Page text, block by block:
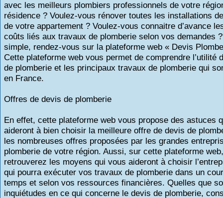
avec les meilleurs plombiers professionnels de votre
résidence ? Voulez-vous rénover toutes les installations
de votre appartement ? Voulez-vous connaitre d’avance
coûts liés aux travaux de plomberie selon vos demandes ?
simple, rendez-vous sur la plateforme web « Devis
Cette plateforme web vous permet de comprendre l’utilité
de plomberie et les principaux travaux de plomberie qui
en France.
Offres de devis de plomberie
En effet, cette plateforme web vous propose des astuces
aideront à bien choisir la meilleure offre de devis de
les nombreuses offres proposées par les grandes
plomberie de votre région. Aussi, sur cette plateforme
retrouverez les moyens qui vous aideront à choisir
qui pourra exécuter vos travaux de plomberie dans un
temps et selon vos ressources financières. Quelles que
inquiétudes en ce qui concerne le devis de plomberie,